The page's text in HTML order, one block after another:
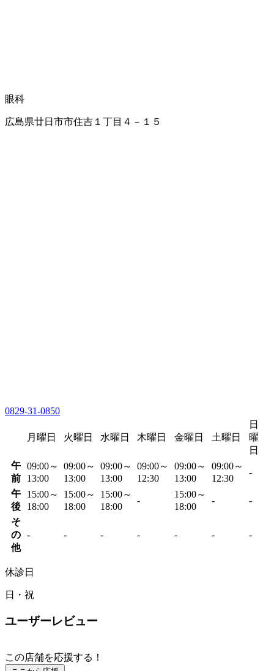
眼科
広島県廿日市市住吉１丁目４－１５
0829-31-0850
月曜日 火曜日 水曜日 木曜日 金曜日 土曜日
日
曜
日
午
前
09:00～
13:00
09:00～
13:00
09:00～
13:00
09:00～
12:30
09:00～
13:00
09:00～
12:30
-
午
後
15:00～
18:00
15:00～
18:00
15:00～
18:00
-
15:00～
18:00
- -
そ
の
他
- - - - - - -
休診日
日・祝
ユーザーレビュー
この店舗を応援する！